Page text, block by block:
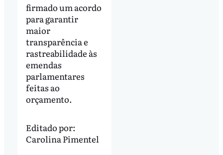
firmado um acordo
para garantir
maior
transparência e
rastreabilidade às
emendas
parlamentares
feitas ao
orçamento.
Editado por:
Carolina Pimentel